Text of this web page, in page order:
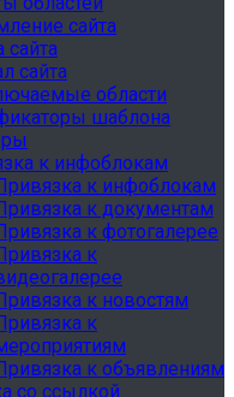
сайта
сайта
сайта
области
шаблона
к инфоблокам
к инфоблокам
к документам
к фотогалерее
к
к новостям
к
к объявлениям
со ссылкой